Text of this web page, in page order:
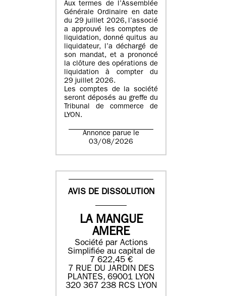
Aux termes de l’Assemblée
Générale Ordinaire en date
du 29 juillet 2026, l’associé
a approuvé les comptes de
liquidation, donné quitus au
liquidateur, l’a déchargé de
son mandat, et a prononcé
la clôture des opérations de
liquidation à compter du
29 juillet 2026.
Les comptes de la société
seront déposés au greffe du
Tribunal de commerce de
LYON.
Annonce parue le
03/08/2026
AVIS DE DISSOLUTION
LA MANGUE
AMERE
Société par Actions
Simplifiée au capital de
7 622,45 €
7 RUE DU JARDIN DES
PLANTES, 69001 LYON
320 367 238 RCS LYON